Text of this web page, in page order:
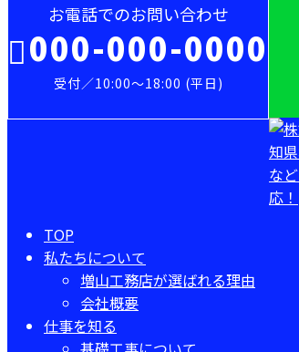
お電話でのお問い合わせ
000-000-0000
受付／10:00～18:00 (平日)
TOP
私たちについて
増山工務店が選ばれる理由
会社概要
仕事を知る